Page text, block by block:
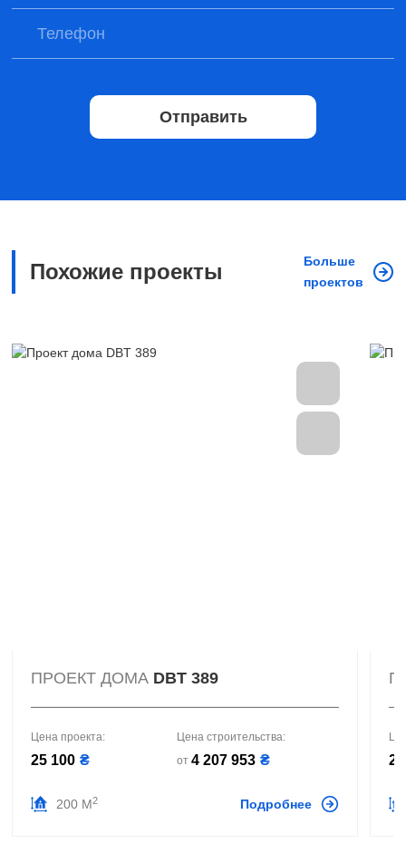
Отправить
Похожие проекты
Больше
проектов
ПРОЕКТ ДОМА DBT 389
Цена проекта:
25 100 ₴
Цена строительства:
от 4 207 953 ₴
200 М2 Подробнее